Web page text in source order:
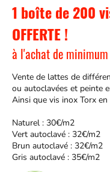
1 boîte de 200
OFFERTE !
à l'achat de
Vente de lattes de
ou autoclavées et peinte
Ainsi que vis inox Torx
Naturel : 30€/m2
Vert autoclavé : 32€/m2
Brun autoclavé : 32€/m2
Gris autoclavé : 35€/m2